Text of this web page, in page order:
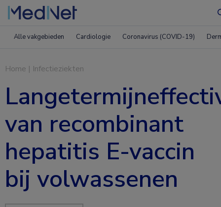
Alle vakgebieden Cardiologie Coronavirus (COVID-19)
Home | Infectieziekten
van recombinant
hepatitis E-vaccin
bij volwassenen